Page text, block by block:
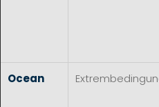
Ocean